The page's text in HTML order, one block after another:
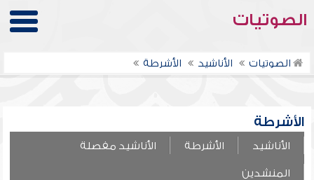
الصوتيات
الصوتيات الأناشيد الأشرطة
الأشرطة
الأناشيد الأشرطة الأناشيد مفصلة
المنشدين